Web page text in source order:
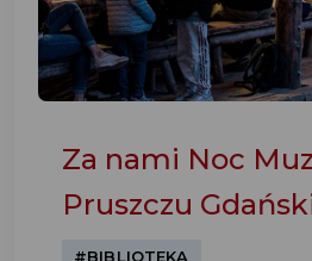
Za nami Noc
Pruszczu
#BIBLIOTEKA